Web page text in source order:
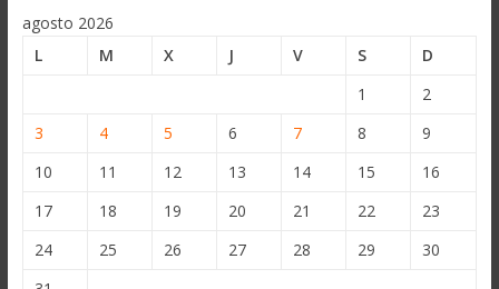
agosto 2026
L
M X J V S
D
1
2
3
4 5 6 7 8
9
10
11 12 13 14 15
16
17
18 19 20 21 22
23
24
25 26 27 28 29
30